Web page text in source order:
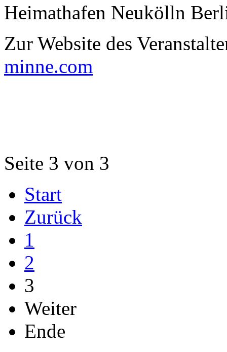
Heimathafen Neukölln
Zur Website des
minne.com
Seite 3 von 3
Start
Zurück
1
2
3
Weiter
Ende